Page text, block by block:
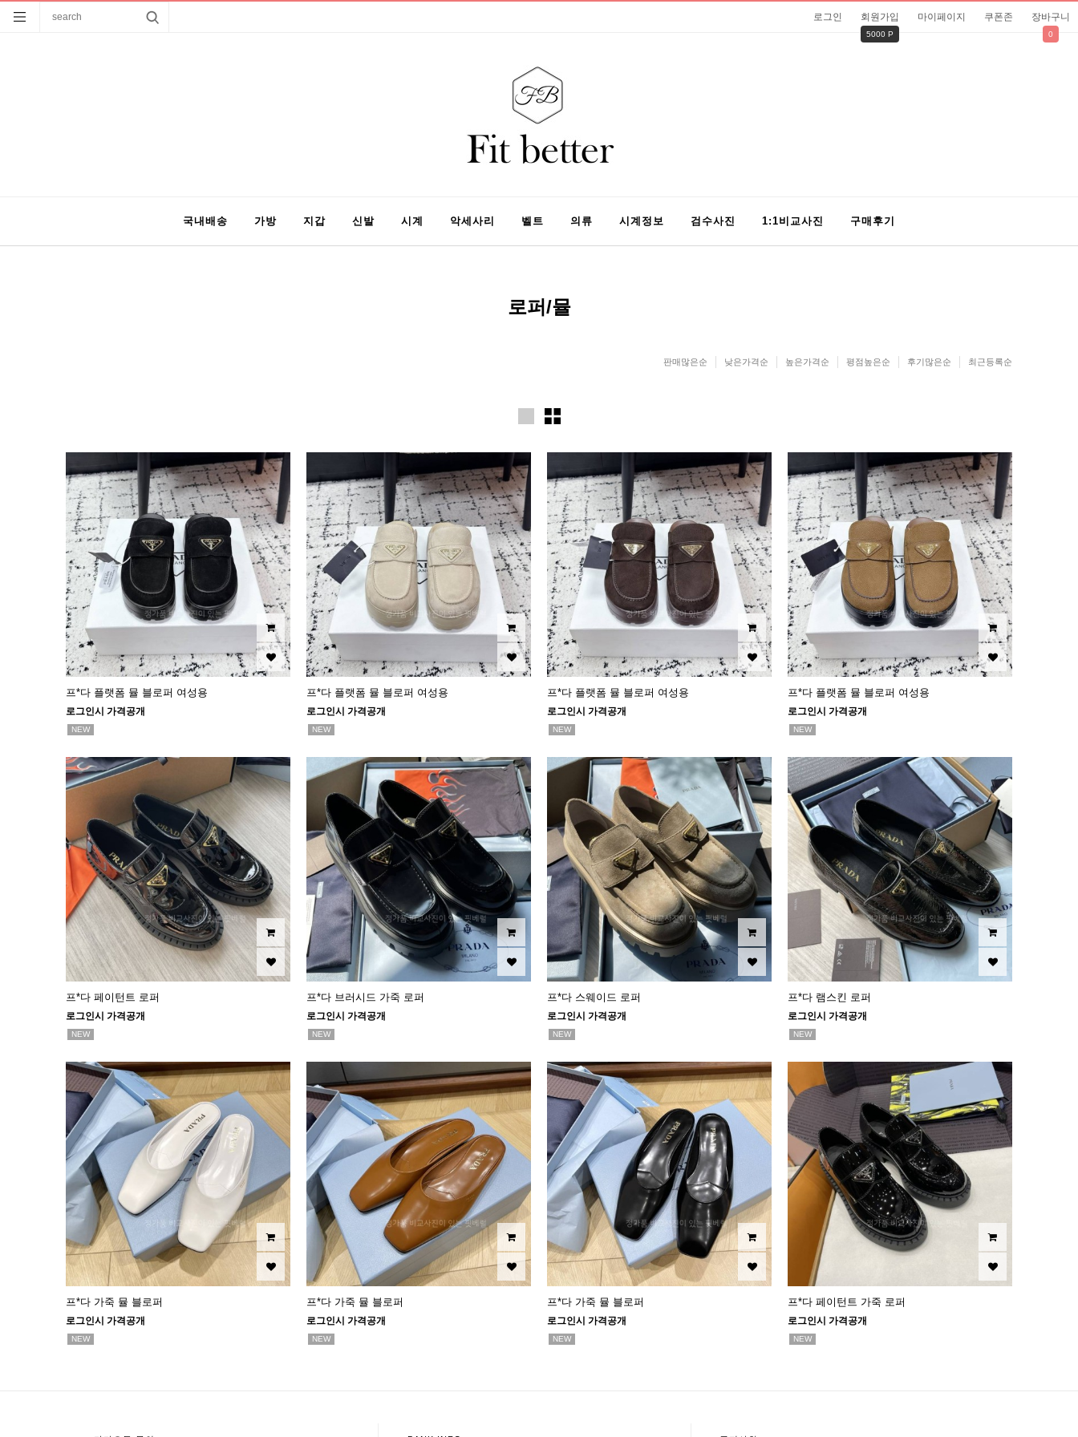
로그인 회원가입
5000 P
마이페이지 쿠폰존 장바구니
0
국내배송 가방 지갑 신발 시계 악세사리 벨트 의류 시계정보 검수사진 1:1비교사진 구매후기
로퍼/뮬
판매많은순 낮은가격순 높은가격순 평점높은순 후기많은순 최근등록순
프*다 플랫폼 뮬 블로퍼 여성용
로그인시 가격공개
NEW
프*다 플랫폼 뮬 블로퍼 여성용
로그인시 가격공개
NEW
프*다 플랫폼 뮬 블로퍼 여성용
로그인시 가격공개
NEW
프*다 플랫폼 뮬 블로퍼 여성용
로그인시 가격공개
NEW
프*다 페이턴트 로퍼
로그인시 가격공개
NEW
프*다 브러시드 가죽 로퍼
로그인시 가격공개
NEW
프*다 스웨이드 로퍼
로그인시 가격공개
NEW
프*다 램스킨 로퍼
로그인시 가격공개
NEW
프*다 가죽 뮬 블로퍼
로그인시 가격공개
NEW
프*다 가죽 뮬 블로퍼
로그인시 가격공개
NEW
프*다 가죽 뮬 블로퍼
로그인시 가격공개
NEW
프*다 페이턴트 가죽 로퍼
로그인시 가격공개
NEW